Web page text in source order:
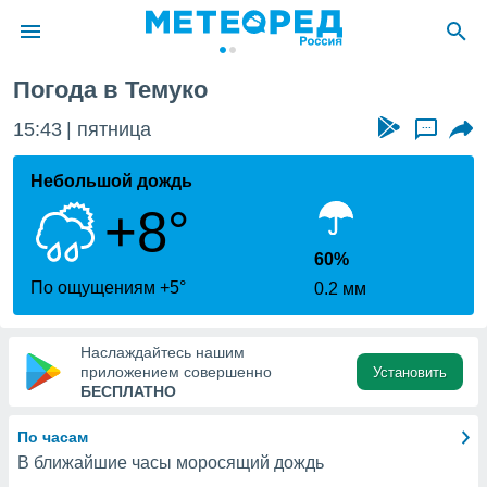
о
Вы можете
к этому
доступ
Погода в Темуко
15:43 пятница ...
Небольшой дождь
+8°
По ощущениям +5°
60%
0.2 мм
Наслаждайтесь нашим
приложением совершенно
БЕСПЛАТНО
Установить
По часам
В ближайшие часы моросящий дождь